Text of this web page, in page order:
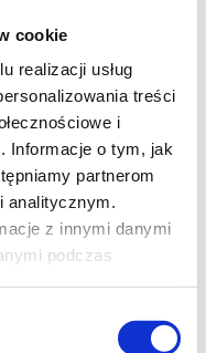
cookie
realizacji usług
treści
i
Informacje o tym, jak
partnerom
analitycznym.
z innymi danymi
podczas
u